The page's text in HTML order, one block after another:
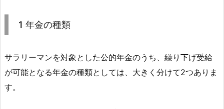
1 年金の種類
サラリーマンを対象とした公的年金のうち、繰り下げ受給
が可能となる年金の種類としては、大きく分けて2つありま
す。